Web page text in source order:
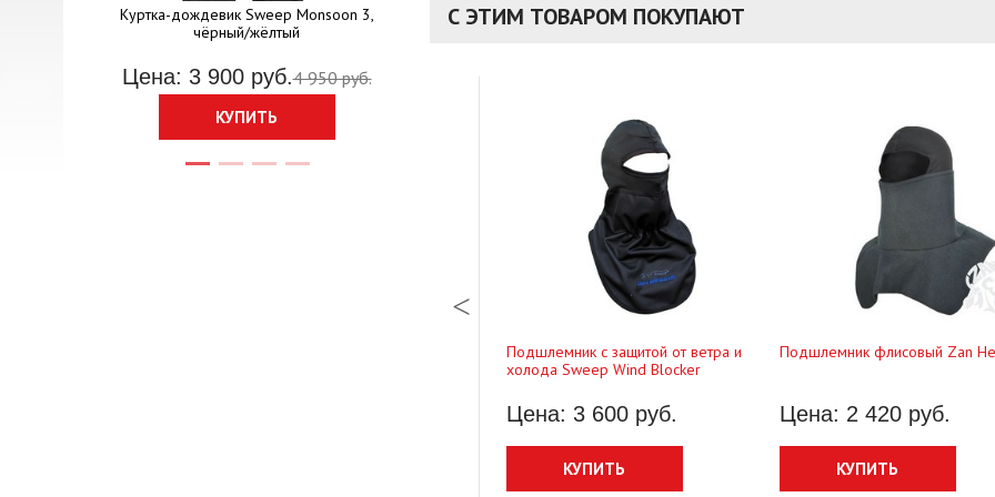
Куртка-дождевик Sweep Monsoon 3,
чёрный/жёлтый
Цена: 3 900 руб.4 950 руб.
КУПИТЬ
С ЭТИМ ТОВАРОМ ПОКУПАЮТ
Подшлемник с защитой от ветра и
холода Sweep Wind Blocker
Цена: 3 600 руб.
КУПИТЬ
Подшлемник флисовый Zan
Цена: 2 420 руб.
КУПИТЬ